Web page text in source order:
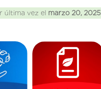
última vez el marzo 20, 2025